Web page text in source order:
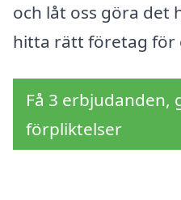
och låt oss göra det
hitta rätt företag för
Få 3 erbjudanden,
förpliktelser